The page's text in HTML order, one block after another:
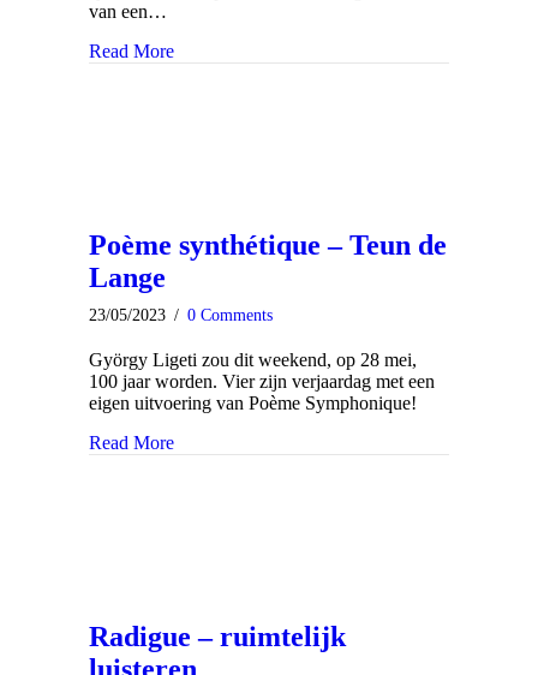
van een…
Read More
Poème synthétique – Teun de
Lange
23/05/2023 / 0 Comments
György Ligeti zou dit weekend, op 28 mei,
100 jaar worden. Vier zijn verjaardag met een
eigen uitvoering van Poème Symphonique!
Read More
Radigue – ruimtelijk